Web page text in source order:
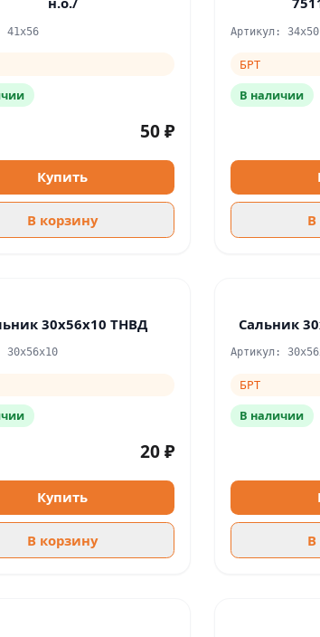
41х56
50 ₽
Купить
В корзину
Артикул: 34х50
БРТ
В наличии
В
30х56х10 ТНВД
30x56x10
20 ₽
Купить
В корзину
Сальник
Артикул:
БРТ
В наличии
В